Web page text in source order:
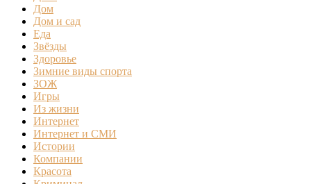
Дом
Дом и сад
Еда
Звёзды
Здоровье
Зимние виды спорта
ЗОЖ
Игры
Из жизни
Интернет
Интернет и СМИ
Истории
Компании
Красота